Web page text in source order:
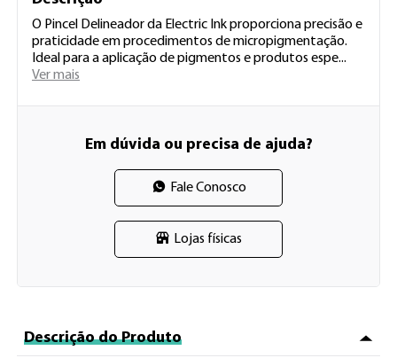
O Pincel Delineador da Electric Ink proporciona precisão e
praticidade em procedimentos de micropigmentação.
Ideal para a aplicação de pigmentos e produtos espe ...
Ver mais
Em dúvida ou precisa de ajuda?
Fale Conosco
Lojas físicas
Descrição do Produto